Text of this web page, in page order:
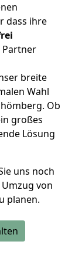
dass ihre
Partner
breite
Wahl
Ob
großes
Lösung
uns noch
von
planen.